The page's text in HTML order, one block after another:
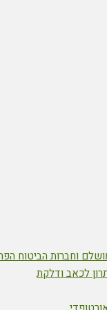
וחברות הביטוח
לכאב ודלקת